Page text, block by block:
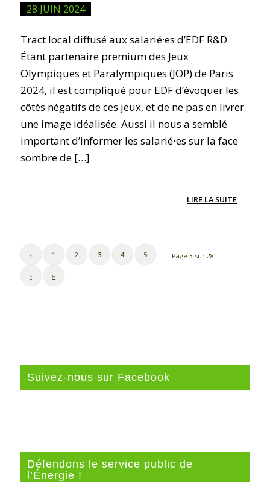
28 JUIN 2024
Tract local diffusé aux salarié·es d’EDF R&D
Étant partenaire premium des Jeux
Olympiques et Paralympiques (JOP) de Paris
2024, il est compliqué pour EDF d’évoquer les
côtés négatifs de ces jeux, et de ne pas en livrer
une image idéalisée. Aussi il nous a semblé
important d’informer les salarié⋅es sur la face
sombre de […]
LIRE LA SUITE
Page 3 sur 28
‹ 1 2 3 4 5
› »
Suivez-nous sur Facebook
Défendons le service public de
l’Énergie !